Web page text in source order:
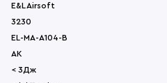
E&L Airsoft
3230
EL-MA-A104-B
АК
< 3Дж